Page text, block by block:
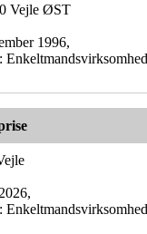
Vejle ØST
1996,
Enkeltmandsvirksomhed
Enkeltmandsvirksomhed